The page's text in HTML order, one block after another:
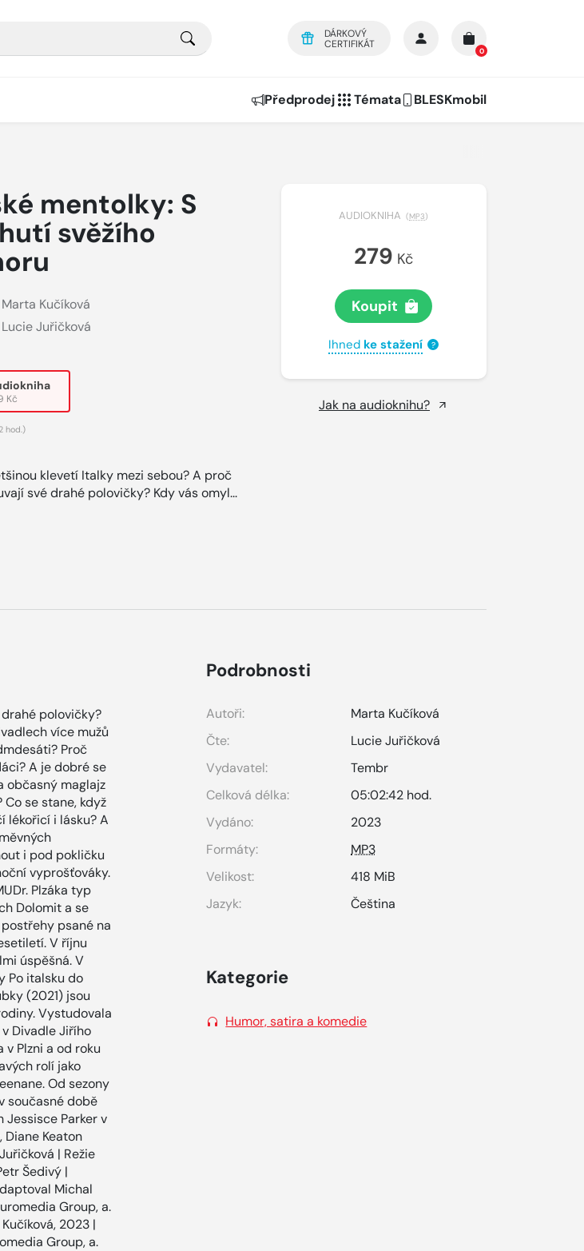
DÁRKOVÝ
CERTIFIKÁT
0
Předprodej Témata BLESKmobil
mentolky: S
svěžího
Marta Kučíková
Lucie Juřičková
Kč
hod.)
klevetí Italky mezi sebou? A proč
své drahé polovičky? Kdy vás omyl...
AUDIOKNIHA (MP3)
279 Kč
Koupit
Ihned ke stažení ?
Jak na audioknihu?
polovičky?
více mužů
Proč
A je dobré se
občasný maglajz
se stane, když
lékořicí i lásku? A
i pod pokličku
vyprošťováky.
Plzáka typ
Dolomit a se
psané na
V říjnu
úspěšná. V
Po italsku do
(2021) jsou
Vystudovala
Divadle Jiřího
v Plzni a od roku
rolí jako
Od sezony
současné době
Jessisce Parker v
Diane Keaton
| Režie
Šedivý |
Michal
Group, a.
2023 |
Group, a.
Podrobnosti
Autoři:
Marta Kučíková
Čte:
Lucie Juřičková
Vydavatel:
Tembr
Celková délka:
05:02:42 hod.
Vydáno:
2023
Formáty:
MP3
Velikost:
418 MiB
Jazyk:
Čeština
Kategorie
Humor, satira a komedie